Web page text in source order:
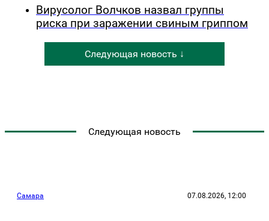
Вирусолог Волчков назвал группы
риска при заражении свиным гриппом
Следующая новость ↓
Следующая новость
Самара 07.08.2026, 12:00